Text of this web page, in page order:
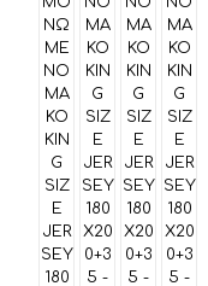
προϊόντος